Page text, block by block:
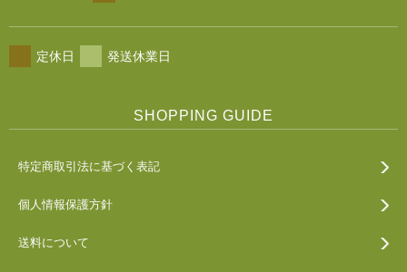
定休日 発送休業日
SHOPPING GUIDE
特定商取引法に基づく表記
個人情報保護方針
送料について